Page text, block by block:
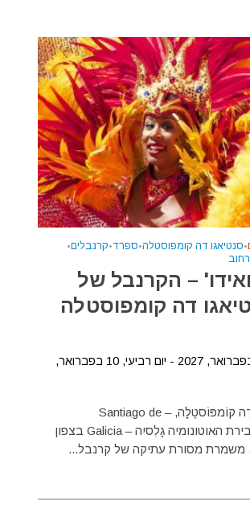
•סנטיאגו דה קומפוסטלה•ספרד•קרנבלים•
– הקרנבל של
דה קומפוסטלה
יום שבת, 6 בפברואר, 2027 - יום רביעי, 10 בפברואר,
העיר סָנטִיָאגוֹ דֶה קוֹמפּוֹסטֶלָה, – Santiago de
Compostela, בירת האוטונומיה גָלִסיִה – Galicia בצפון
משמרת מסורת עתיקה של קרנבל...